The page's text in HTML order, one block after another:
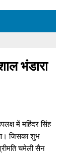
भंडारा
में महिंदर सिंह
जिसका शुभ
चमेली सैन